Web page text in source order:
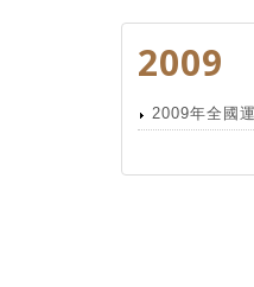
2009
2009年全國